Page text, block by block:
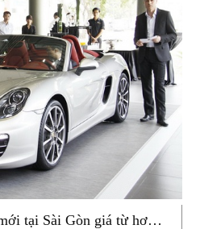
tại Sài Gòn giá từ hơn 3